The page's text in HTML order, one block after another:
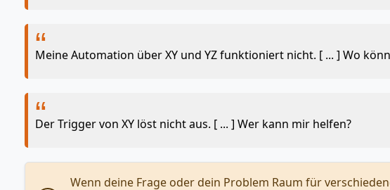
Meine Automation über XY und YZ funktioniert nicht. [ ... ] Wo
Der Trigger von XY löst nicht aus. [ ... ] Wer kann mir helfen?
Wenn deine Frage oder dein Problem Raum für